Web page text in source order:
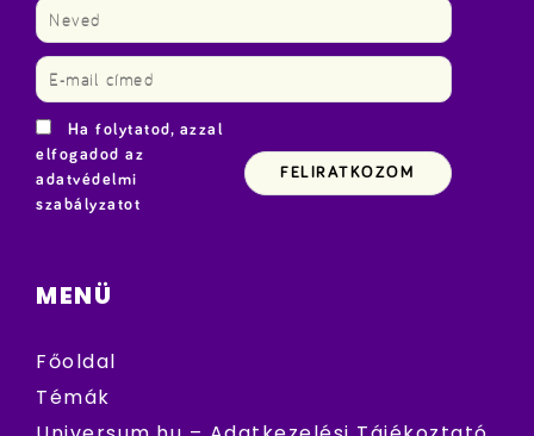
Ha folytatod, azzal
elfogadod az
adatvédelmi
szabályzatot
MENÜ
Főoldal
Témák